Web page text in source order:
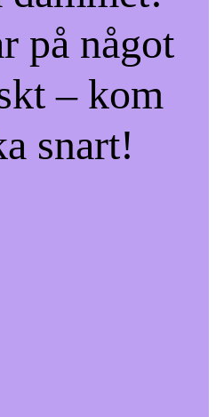
på något
– kom
snart!